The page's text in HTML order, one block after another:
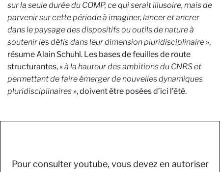
sur la seule durée du COMP, ce qui serait illusoire, mais de
parvenir sur cette période à imaginer, lancer et ancrer
dans le paysage des dispositifs ou outils de nature à
soutenir les défis dans leur dimension pluridisciplinaire »,
résume Alain Schuhl. Les bases de feuilles de route
structurantes, «à la hauteur des ambitions du CNRS et
permettant de faire émerger de nouvelles dynamiques
pluridisciplinaires », doivent être posées d’ici l’été.
Pour consulter youtube, vous devez en autoriser